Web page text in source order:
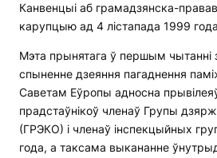
Канвенцыі аб грамадзянска-
карупцыю ад 4 лістапада 1999
Мэта прынятага ў першым чытанні
спыненне дзеяння пагаднення
Саветам Еўропы адносна прывілеяў
прадстаўнікоў членаў Групы
(ГРЭКО) і членаў інспекцыйных
года, а таксама выкананне